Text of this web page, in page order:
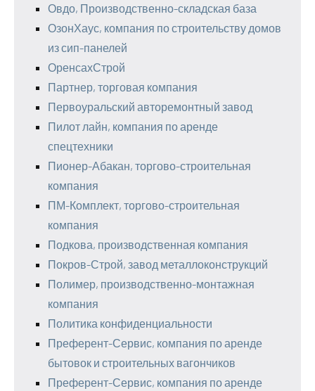
Овдо, Производственно-складская база
ОзонХаус, компания по строительству домов
из сип-панелей
ОренсахСтрой
Партнер, торговая компания
Первоуральский авторемонтный завод
Пилот лайн, компания по аренде
спецтехники
Пионер-Абакан, торгово-строительная
компания
ПМ-Комплект, торгово-строительная
компания
Подкова, производственная компания
Покров-Строй, завод металлоконструкций
Полимер, производственно-монтажная
компания
Политика конфиденциальности
Преферент-Сервис, компания по аренде
бытовок и строительных вагончиков
Преферент-Сервис, компания по аренде